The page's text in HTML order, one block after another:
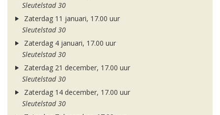
Sleutelstad 30
Zaterdag 11 januari, 17.00 uur
Sleutelstad 30
Zaterdag 4 januari, 17.00 uur
Sleutelstad 30
Zaterdag 21 december, 17.00 uur
Sleutelstad 30
Zaterdag 14 december, 17.00 uur
Sleutelstad 30